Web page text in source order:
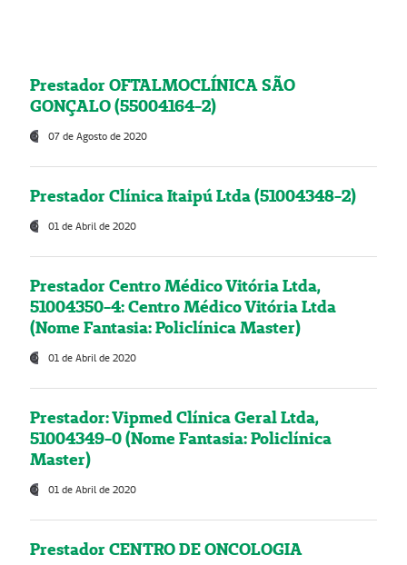
Prestador OFTALMOCLÍNICA SÃO
GONÇALO (55004164-2)
07 de Agosto de 2020
Prestador Clínica Itaipú Ltda (51004348-2)
01 de Abril de 2020
Prestador Centro Médico Vitória Ltda,
51004350-4: Centro Médico Vitória Ltda
(Nome Fantasia: Policlínica Master)
01 de Abril de 2020
Prestador: Vipmed Clínica Geral Ltda,
51004349-0 (Nome Fantasia: Policlínica
Master)
01 de Abril de 2020
Prestador CENTRO DE ONCOLOGIA